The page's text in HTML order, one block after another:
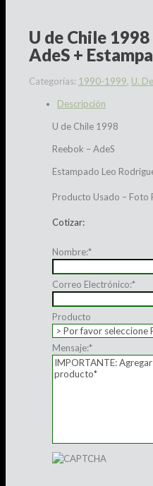
U de Chile
AdeS +
Categorías: 1990-1999, U.
Descripción
U de Chile 1998
Reebok – AdeS
Estampado Leo
Producto Usado – Foto
Cotizar:
Nombre:*
Correo Electrónico:*
Producto
Mensaje:*